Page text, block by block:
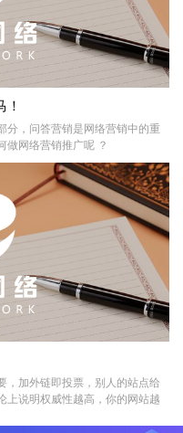
分，问答营销是网络营销中的重
做网络营销推广呢 ？
，加外链即投票，别人的站点给
上说明权威性越高，你的网站越